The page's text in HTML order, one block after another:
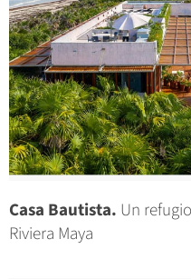
Casa Bautista. Un
Riviera Maya